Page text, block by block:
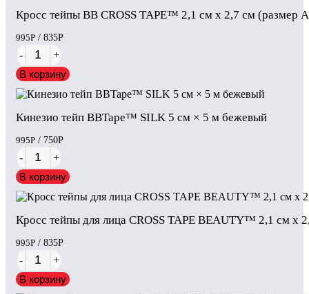
Кросс тейпы BB CROSS TAPE™ 2,1 см x 2,7 см (размер
995Р / 835Р
-
+
В корзину
Кинезио тейп BBTape™ SILK 5 см × 5 м бежевый
995Р / 750Р
-
+
В корзину
Кросс тейпы для лица CROSS TAPE BEAUTY™ 2,1 см x
995Р / 835Р
-
+
В корзину